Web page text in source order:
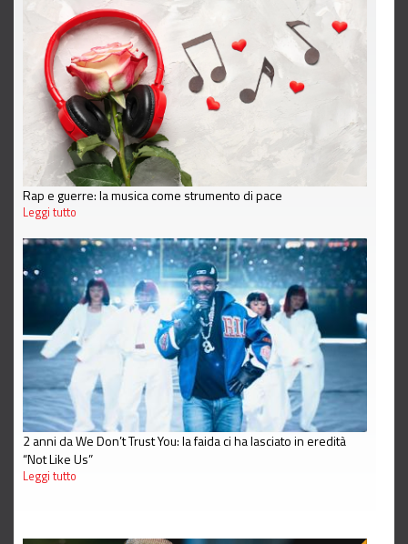
Rap e guerre: la musica come strumento di pace
Leggi tutto
2 anni da We Don’t Trust You: la faida ci ha lasciato in eredità
“Not Like Us”
Leggi tutto